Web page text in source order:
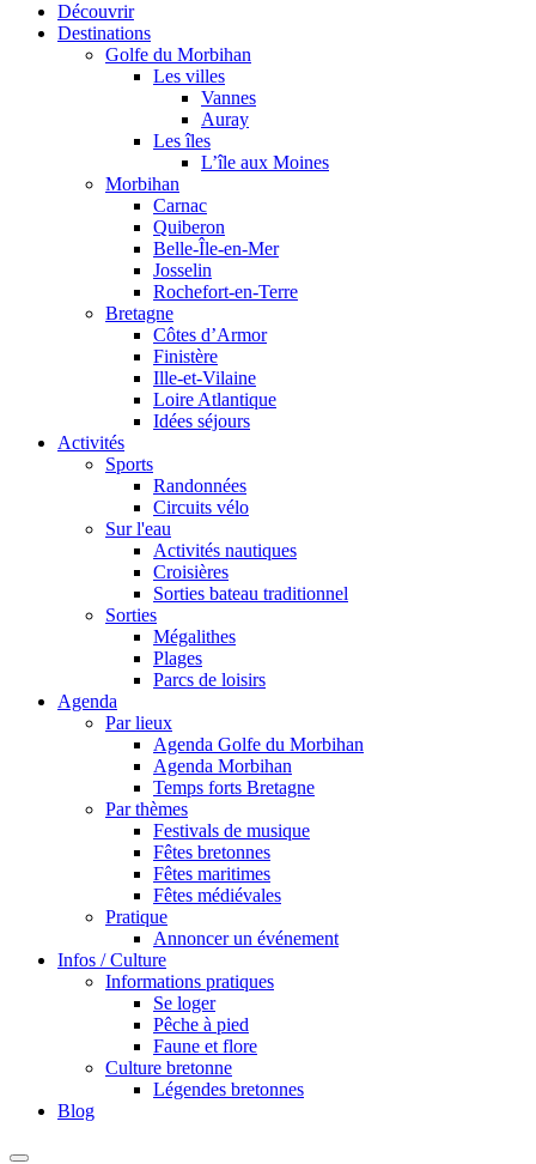
Découvrir
Destinations
Golfe du Morbihan
Les villes
Vannes
Auray
Les îles
L’île aux Moines
Morbihan
Carnac
Quiberon
Belle-Île-en-Mer
Josselin
Rochefort-en-Terre
Bretagne
Côtes d’Armor
Finistère
Ille-et-Vilaine
Loire Atlantique
Idées séjours
Activités
Sports
Randonnées
Circuits vélo
Sur l'eau
Activités nautiques
Croisières
Sorties bateau traditionnel
Sorties
Mégalithes
Plages
Parcs de loisirs
Agenda
Par lieux
Agenda Golfe du Morbihan
Agenda Morbihan
Temps forts Bretagne
Par thèmes
Festivals de musique
Fêtes bretonnes
Fêtes maritimes
Fêtes médiévales
Pratique
Annoncer un événement
Infos / Culture
Informations pratiques
Se loger
Pêche à pied
Faune et flore
Culture bretonne
Légendes bretonnes
Blog